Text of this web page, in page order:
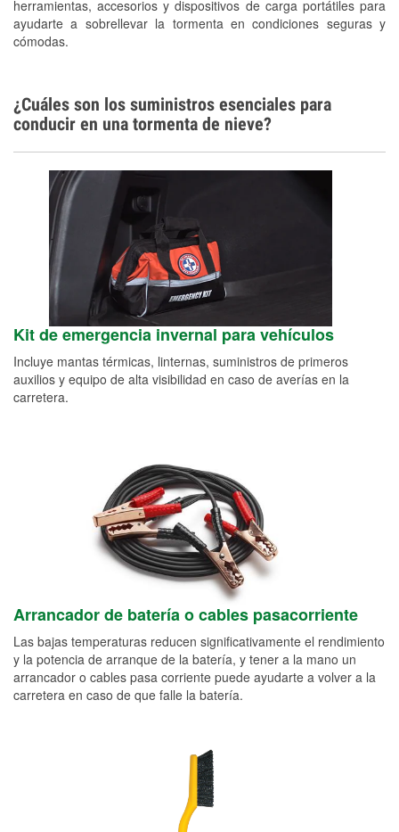
herramientas, accesorios y dispositivos de carga portátiles para
ayudarte a sobrellevar la tormenta en condiciones seguras y
cómodas.
¿Cuáles son los suministros esenciales para
conducir en una tormenta de nieve?
Kit de emergencia invernal para vehículos
Incluye mantas térmicas, linternas, suministros de primeros
auxilios y equipo de alta visibilidad en caso de averías en la
carretera.
Arrancador de batería o cables pasacorriente
Las bajas temperaturas reducen significativamente el rendimiento
y la potencia de arranque de la batería, y tener a la mano un
arrancador o cables pasa corriente puede ayudarte a volver a la
carretera en caso de que falle la batería.